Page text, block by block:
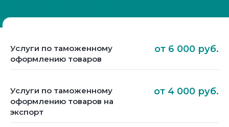
Услуги по таможенному
оформлению товаров
от 6 000 руб.
Услуги по таможенному
оформлению товаров на
экспорт
от 4 000 руб.